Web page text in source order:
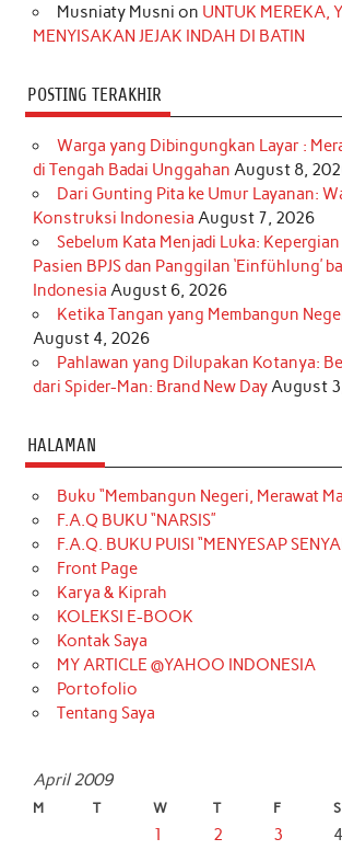
Musniaty Musni on UNTUK MEREKA,
MENYISAKAN JEJAK INDAH DI BATIN
POSTING TERAKHIR
Warga yang Dibingungkan Layar :
di Tengah Badai Unggahan August 8,
Dari Gunting Pita ke Umur Layanan:
Konstruksi Indonesia August 7, 2026
Sebelum Kata Menjadi Luka:
Pasien BPJS dan Panggilan ‘Einfühlung’
Indonesia August 6, 2026
Ketika Tangan yang Membangun
August 4, 2026
Pahlawan yang Dilupakan Kotanya:
dari Spider-Man: Brand New DayAugust
HALAMAN
Buku “Membangun Negeri, Merawat
F.A.Q BUKU “NARSIS”
F.A.Q. BUKU PUISI “MENYESAP
Front Page
Karya & Kiprah
KOLEKSI E-BOOK
Kontak Saya
MY ARTICLE @YAHOO INDONESIA
Portofolio
Tentang Saya
April 2009
M T W T F S
1 2 3 4